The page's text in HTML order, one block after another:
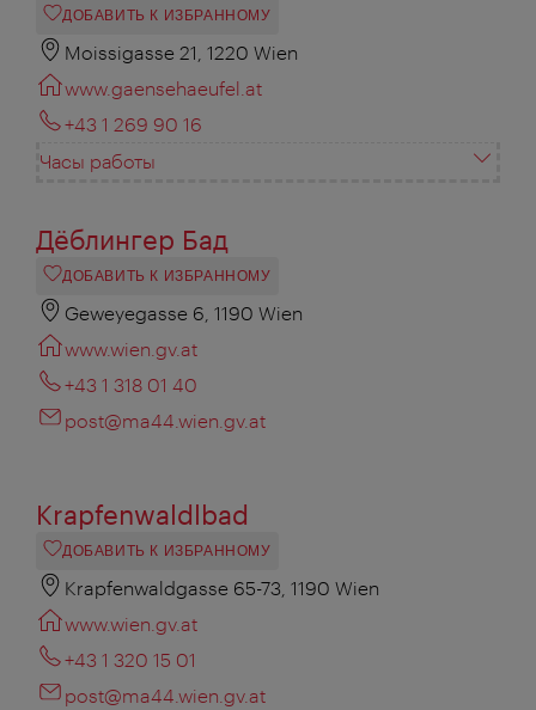
ДОБАВИТЬ К ИЗБРАННОМУ
Moissigasse 21, 1220 Wien
www.gaensehaeufel.at
+43 1 269 90 16
Часы работы
Дёблингер Бад
ДОБАВИТЬ К ИЗБРАННОМУ
Geweyegasse 6, 1190 Wien
www.wien.gv.at
+43 1 318 01 40
post@ma44.wien.gv.at
Krapfenwaldlbad
ДОБАВИТЬ К ИЗБРАННОМУ
Krapfenwaldgasse 65-73, 1190 Wien
www.wien.gv.at
+43 1 320 15 01
post@ma44.wien.gv.at